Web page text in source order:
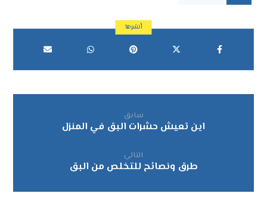
سابق
اين تعيش حشرات البق في المنزل
التالي
طرق ونصائح للتخلص من البق